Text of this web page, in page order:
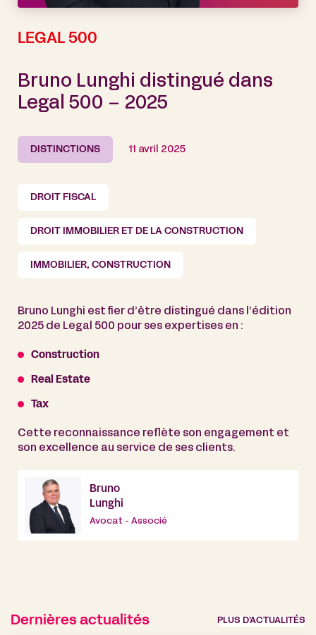
LEGAL 500
Bruno Lunghi distingué dans
Legal 500 – 2025
DISTINCTIONS 11 avril 2025
DROIT FISCAL
DROIT IMMOBILIER ET DE LA CONSTRUCTION
IMMOBILIER, CONSTRUCTION
Bruno Lunghi est fier d’être distingué dans l’édition
2025 de Legal 500 pour ses expertises en :
Construction
Real Estate
Tax
Cette reconnaissance reflète son engagement et
son excellence au service de ses clients.
Bruno
Lunghi
Avocat - Associé
Dernières actualités PLUS D’ACTUALITÉS